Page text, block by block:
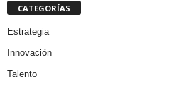
CATEGORÍAS
Estrategia
Innovación
Talento